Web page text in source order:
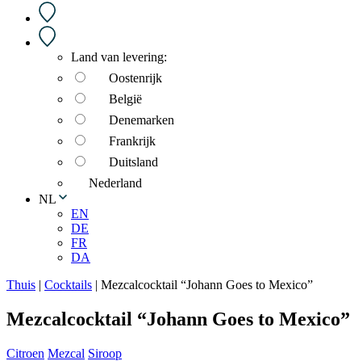
Land van levering:
Oostenrijk
België
Denemarken
Frankrijk
Duitsland
Nederland
NL
EN
DE
FR
DA
Thuis | Cocktails | Mezcalcocktail “Johann Goes to Mexico”
Mezcalcocktail “Johann Goes to Mexico”
Citroen Mezcal Siroop